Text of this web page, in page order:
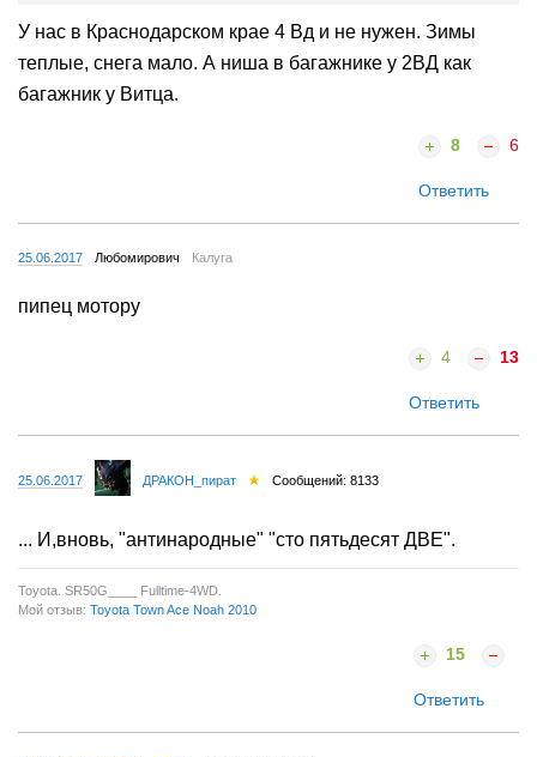
У нас в Краснодарском крае 4 Вд и не нужен. Зимы
теплые, снега мало. А ниша в багажнике у 2ВД как
багажник у Витца.
8 6
Ответить
25.06.2017 Любомирович Калуга
пипец мотору
4 13
Ответить
25.06.2017 ДРАКОН_пират Сообщений: 8133
... И,вновь, "антинародные" "сто пятьдесят ДВЕ".
Toyota. SR50G____ Fulltime-4WD.
Мой отзыв: Toyota Town Ace Noah 2010
15
Ответить